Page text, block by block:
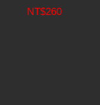
NT$260